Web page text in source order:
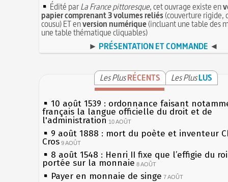
Édité parLa France pittoresque, cet ouvrage existe en
papier comprenant 3 volumes reliés(couverture rigide,
cousu) ET enversion numérique(incluant une table des
une table thématique cliquables)
► PRÉSENTATION ET COMMANDE ◄
Les PlusRÉCENTS Les PlusLUS
10 août 1539 : ordonnance faisant
français la langue officielle du droit et de
l'administration 10 AOÛT
9 août 1888 : mort du poète et inventeur
Cros 9 AOÛT
8 août 1548 : Henri II fixe que l’effigie du
portée sur la monnaie 8 AOÛT
Payer en monnaie de singe 7 AOÛT